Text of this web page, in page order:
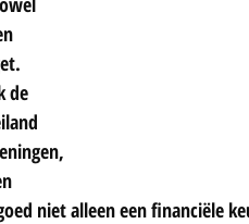
de
niet alleen een financiële